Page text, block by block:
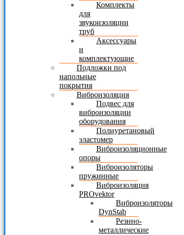
Комплекты
для
звукоизоляции
труб
Аксессуары
и
комплектующие
Подложки под
напольные
покрытия
Виброизоляция
Подвес для
виброизоляции
оборудования
Полиуретановый
эластомер
Виброизоляционные
опоры
Виброизоляторы
пружинные
Виброизоляция
PROvektor
Виброизоляторы
DynStab
Резино-
металлические